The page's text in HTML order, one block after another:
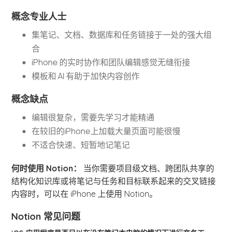
概念专业人士
集笔记、文档、数据库和任务链接于一处的强大组
合
iPhone 的实时协作和团队编辑感觉无缝衔接
模板和 AI 有助于加快内容创作
概念缺点
编辑很复杂，需要先学习才能精通
在较旧的iPhone上加载大量页面可能很慢
不适合快速、短暂地记笔记
何时使用 Notion： 当你需要项目级文档、跨团队共享的
结构化知识库或将笔记与任务和目标联系起来的交叉链接
内容时，可以在 iPhone 上使用 Notion。
Notion 常见问题